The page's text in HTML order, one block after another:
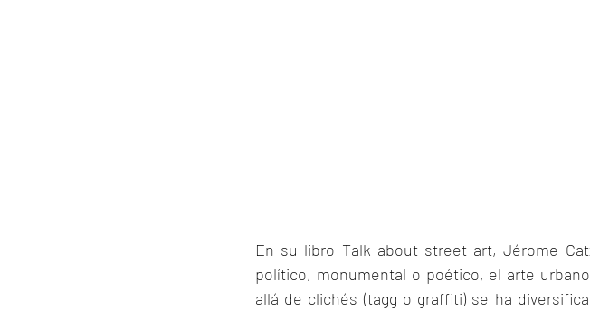
En su libro Talk about street art, Jérome
político, monumental o poético, el arte
allá de clichés (tagg o graffiti) se ha